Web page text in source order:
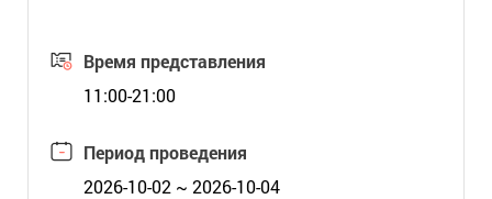
Время представления
11:00-21:00
Период проведения
2026-10-02 ~ 2026-10-04